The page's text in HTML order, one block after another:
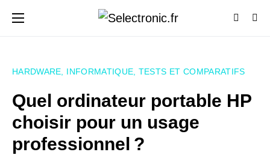
HARDWARE INFORMATIQUE TESTS ET COMPARATIFS
Quel ordinateur portable HP
choisir pour un usage
professionnel ?